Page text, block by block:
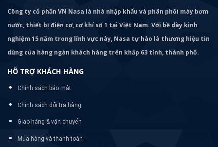
Công ty cổ phần VN Nasa là nhà nhập khẩu và phân phối máy bơm
nước, thiết bị điện cơ, cơ khí số 1 tại Việt Nam. Với bề dày kinh
nghiệm 15 năm trong lĩnh vực này, Nasa tự hào là thương hiệu tin
dùng của hàng ngàn khách hàng trên khắp 63 tỉnh, thành phố.
HỖ TRỢ KHÁCH HÀNG
Chính sách bảo mật
Chính sách đổi trả hàng
Giao hàng & vận chuyển
Mua hàng và thanh toán